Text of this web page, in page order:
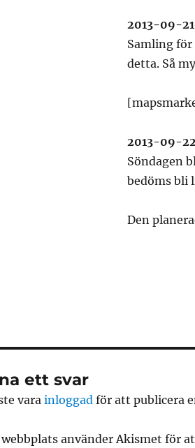
2013-09-21
Samling
detta. Så
2013-09-
Söndagen
bedöms bli
Den
ett svar
vara inloggadför att publicera
använder Akismet för